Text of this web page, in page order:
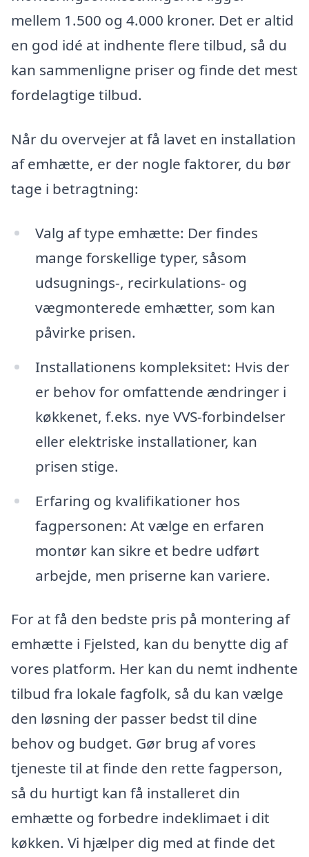
mellem 1.500 og 4.000 kroner. Det er altid
en god idé at indhente flere tilbud, så du
kan sammenligne priser og finde det mest
fordelagtige tilbud.
Når du overvejer at få lavet en installation
af emhætte, er der nogle faktorer, du bør
tage i betragtning:
Valg af type emhætte: Der findes
mange forskellige typer, såsom
udsugnings-, recirkulations- og
vægmonterede emhætter, som kan
påvirke prisen.
Installationens kompleksitet: Hvis der
er behov for omfattende ændringer i
køkkenet, f.eks. nye VVS-forbindelser
eller elektriske installationer, kan
prisen stige.
Erfaring og kvalifikationer hos
fagpersonen: At vælge en erfaren
montør kan sikre et bedre udført
arbejde, men priserne kan variere.
For at få den bedste pris på montering af
emhætte i Fjelsted, kan du benytte dig af
vores platform. Her kan du nemt indhente
tilbud fra lokale fagfolk, så du kan vælge
den løsning der passer bedst til dine
behov og budget. Gør brug af vores
tjeneste til at finde den rette fagperson,
så du hurtigt kan få installeret din
emhætte og forbedre indeklimaet i dit
køkken. Vi hjælper dig med at finde det